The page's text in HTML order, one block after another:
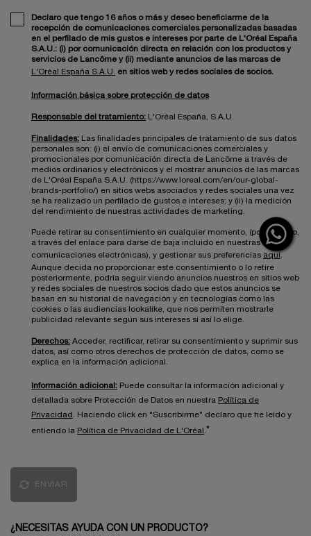
Declaro que tengo 16 años o más y deseo beneficiarme de la
recepción de comunicaciones comerciales personalizadas basadas
en el perfilado de mis gustos e intereses por parte de L'Oréal España
S.A.U.: (i) por comunicación directa en relación con los productos y
servicios de Lancôme y (ii) mediante anuncios de las marcas de
L'Oréal España S.A.U. en sitios web y redes sociales de socios.
Información básica sobre protección de datos
Responsable del tratamiento: L'Oréal España, S.A.U.
Finalidades: Las finalidades principales de tratamiento de sus datos
personales son: (i) el envío de comunicaciones comerciales y
promocionales por comunicación directa de Lancôme a través de
medios ordinarios y electrónicos y el mostrar anuncios de las marcas
de L'Oréal España S.A.U. (https://www.loreal.com/en/our-global-
brands-portfolio/) en sitios webs asociados y redes sociales una vez
se ha realizado un perfilado de gustos e intereses; y (ii) la medición
del rendimiento de nuestras actividades de marketing.
Puede retirar su consentimiento en cualquier momento, (por ejemplo,
a través del enlace para darse de baja incluido en nuestras
comunicaciones electrónicas), y gestionar sus preferencias aquí.
Aunque decida no proporcionar este consentimiento o lo retire
posteriormente, podría seguir viendo anuncios nuestros en sitios web
y redes sociales de nuestros socios dado que estos anuncios se
basan en su historial de navegación y en tecnologías como las
cookies o las audiencias lookalike, que nos permiten mostrarle
publicidad relevante según sus intereses si así lo elige.
Derechos: Acceder, rectificar, retirar su consentimiento y suprimir sus
datos, así como otros derechos de protección de datos, como se
explica en la información adicional.
Información adicional: Puede consultar la información adicional y
detallada sobre Protección de Datos en nuestra Política de
Privacidad . Haciendo click en "Suscribirme" declaro que he leído y
entiendo la Política de Privacidad de L'Oréal .*
ENVIAR
¿NECESITAS AYUDA CON UN PRODUCTO?